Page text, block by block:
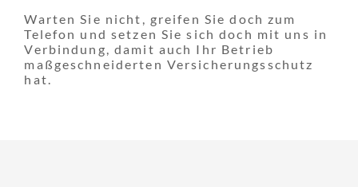
Warten Sie nicht, greifen Sie doch zum
Telefon und setzen Sie sich doch mit uns in
Verbindung, damit auch Ihr Betrieb
maßgeschneiderten Versicherungs­schutz
hat.